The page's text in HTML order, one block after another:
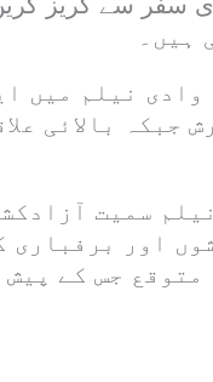
ہیں۔
وادی نیلم میں
جبکہ بالائی
سمیت
اور
متوقع جس کے